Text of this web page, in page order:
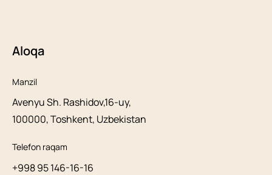
Aloqa
Manzil
Avenyu Sh. Rashidov,16-uy,
100000, Toshkent, Uzbekistan
Telefon raqam
+998 95 146-16-16